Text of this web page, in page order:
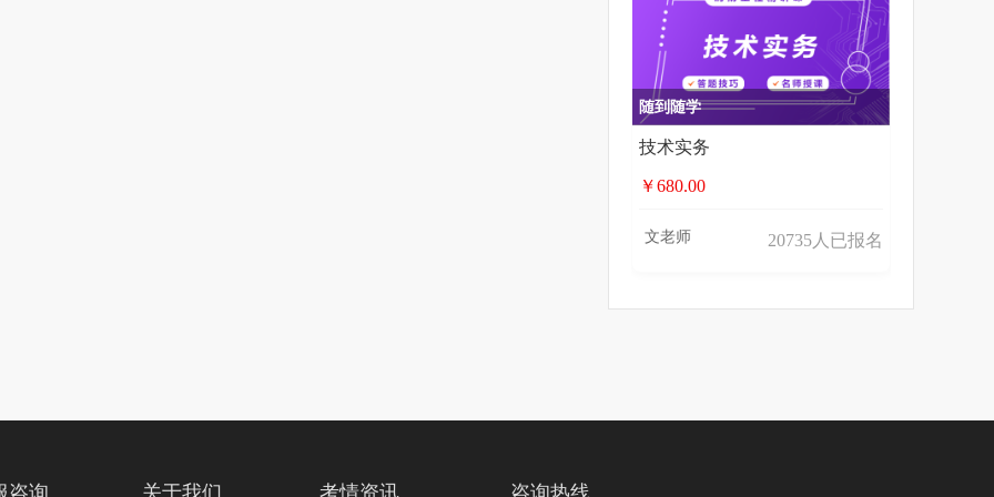
随到随学
技术实务
￥680.00
文老师 20735人已报名
咨询 关于我们 考情资讯 咨询热线